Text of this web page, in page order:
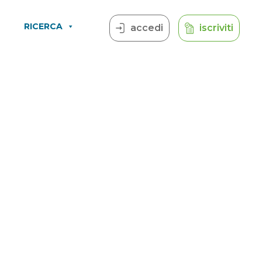
RICERCA accedi iscriviti